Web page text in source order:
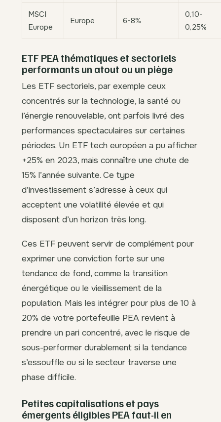
MSCI
Europe
Europe 6-8%
0,10-
0,25%
ETF PEA thématiques et sectoriels
performants un atout ou un piège
Les ETF sectoriels, par exemple ceux
concentrés sur la technologie, la santé ou
l’énergie renouvelable, ont parfois livré des
performances spectaculaires sur certaines
périodes. Un ETF tech européen a pu afficher
+25% en 2023, mais connaître une chute de
15% l’année suivante. Ce type
d’investissement s’adresse à ceux qui
acceptent une volatilité élevée et qui
disposent d’un horizon très long.
Ces ETF peuvent servir de complément pour
exprimer une conviction forte sur une
tendance de fond, comme la transition
énergétique ou le vieillissement de la
population. Mais les intégrer pour plus de 10 à
20% de votre portefeuille PEA revient à
prendre un pari concentré, avec le risque de
sous-performer durablement si la tendance
s’essouffle ou si le secteur traverse une
phase difficile.
Petites capitalisations et pays
émergents éligibles PEA faut-il en